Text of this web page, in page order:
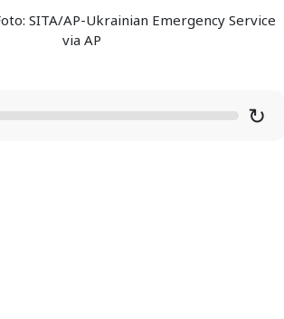
SITA/AP-Ukrainian Emergency Service
via AP
↻